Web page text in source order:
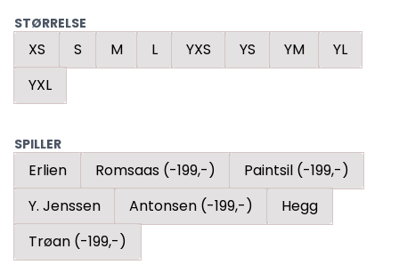
STØRRELSE
XS S M L YXS YS YM
YL
YXL
SPILLER
Erlien Romsaas (-199,-)
Paintsil (-199,-)
Y. Jenssen
Antonsen (-199,-)
Hegg
Trøan (-199,-)